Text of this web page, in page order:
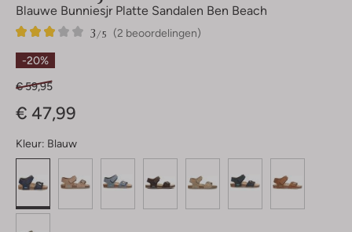
Blauwe Bunniesjr Platte Sandalen Ben Beach
(2 beoordelingen)
3/5
2
3
Sterren
-20%
€ 59,95
€ 47,99
Kleur: Blauw